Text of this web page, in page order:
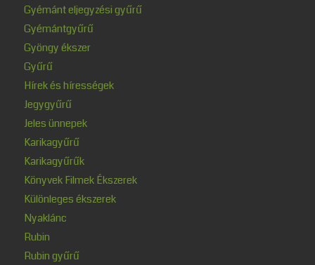
Gyémánt eljegyzési gyűrű
Gyémántgyűrű
Gyöngy ékszer
Gyűrű
Hírek és hírességek
Jegygyűrű
Jeles ünnepek
Karikagyűrű
Karikagyűrűk
Könyvek Filmek Ékszerek
Különleges ékszerek
Nyaklánc
Rubin
Rubin gyűrű